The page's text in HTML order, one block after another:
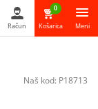
Račun
0
Košarica Meni
Naš kod: P18713